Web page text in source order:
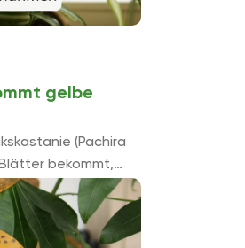
gelbe
(Pachira
bekommt,
Ursachen haben.
und richtig zu